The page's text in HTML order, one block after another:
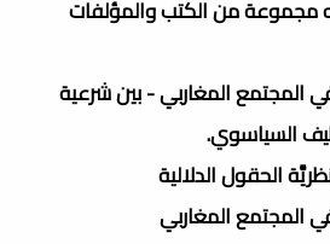
مجموعة من الكتب والمؤلفات
المجتمع المغاربي - بين شرعية
السياسوي.
الحقول الدلالية
المجتمع المغاربي